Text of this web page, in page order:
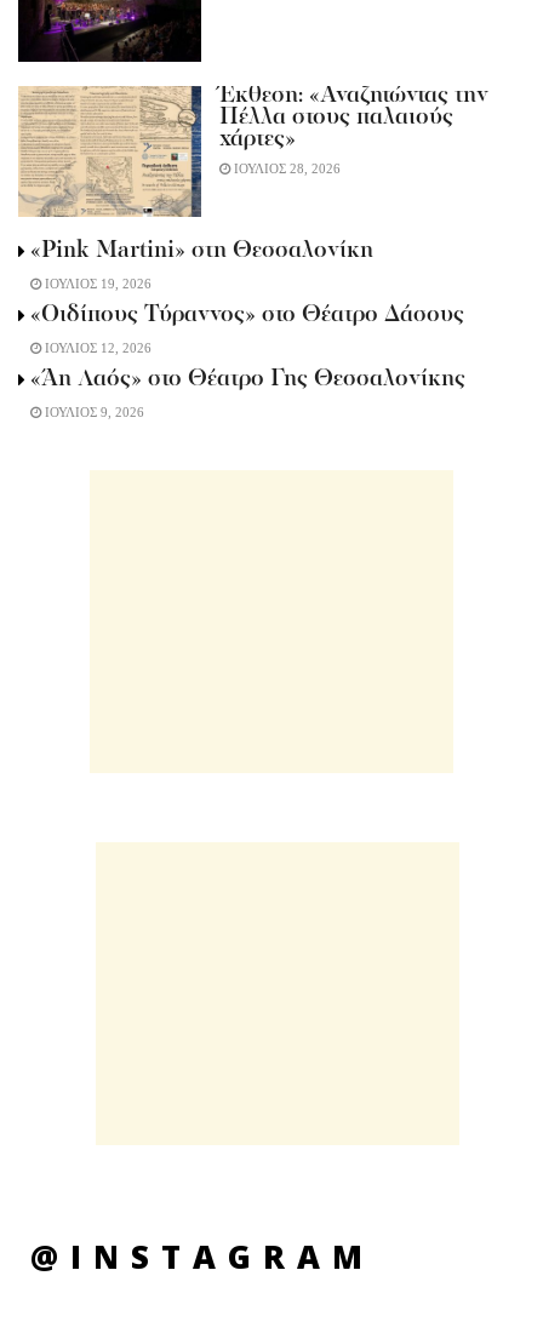
Έκθεση: «Αναζητώντας την
Πέλλα στους παλαιούς
χάρτες»
ΙΟΥΛΙΟΣ 28, 2026
«Pink Martini» στη Θεσσαλονίκη
ΙΟΥΛΙΟΣ 19, 2026
«Οιδίπους Τύραννος» στο Θέατρο Δάσους
ΙΟΥΛΙΟΣ 12, 2026
«Άη Λαός» στο Θέατρο Γης Θεσσαλονίκης
ΙΟΥΛΙΟΣ 9, 2026
@INSTAGRAM